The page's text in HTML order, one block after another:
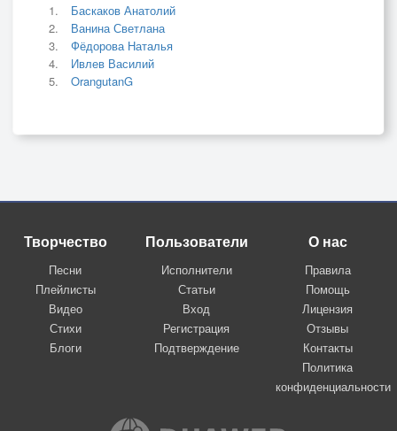
Баскаков Анатолий
Ванина Светлана
Фёдорова Наталья
Ивлев Василий
OrangutanG
Творчество
Песни
Плейлисты
Видео
Стихи
Блоги
Пользователи
Исполнители
Статьи
Вход
Регистрация
Подтверждение
О нас
Правила
Помощь
Лицензия
Отзывы
Контакты
Политика
конфиденциальности